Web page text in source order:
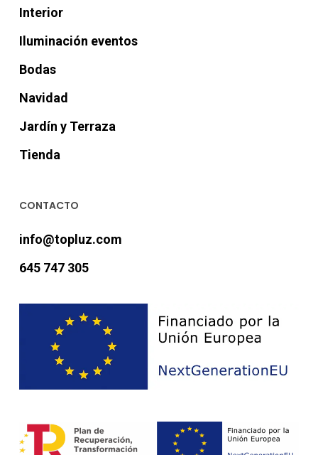
Interior
Iluminación eventos
Bodas
Navidad
Jardín y Terraza
Tienda
CONTACTO
info@topluz.com
645 747 305